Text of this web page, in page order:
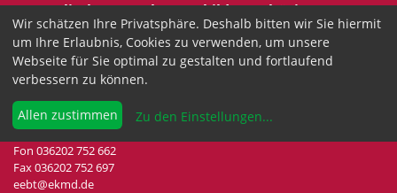
Evangelische Erwachsenenbildung Thüringen
Wir sind anerkannter freier Träger der
Erwachsenenbildung in Thüringen.
Landesgeschäftsstelle
Drei-Gleichen-Straße 35a
99192 Neudietendorf
Fon 036202 752 662
Fax 036202 752 697
eebt@ekmd.de
Wir schätzen Ihre Privatsphäre. Deshalb bitten wir Sie hiermit
um Ihre Erlaubnis, Cookies zu verwenden, um unsere
Webseite für Sie optimal zu gestalten und fortlaufend
verbessern zu können.
Allen zustimmen Zu den Einstellungen...